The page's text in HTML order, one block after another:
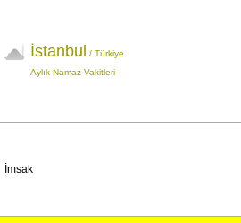
İstanbul
/ Türkiye
Aylık Namaz Vakitleri
İmsak